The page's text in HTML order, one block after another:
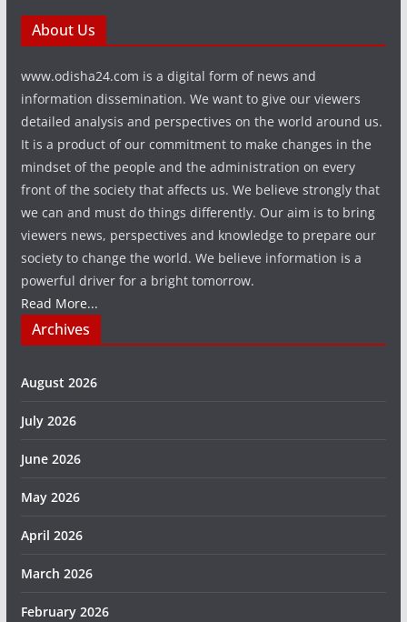
About Us
www.odisha24.com is a digital form of news and
information dissemination. We want to give our viewers
detailed analysis and perspectives on the world around us.
It is a product of our commitment to make changes in the
mindset of the people and the administration on every
front of the society that affects us. We believe strongly that
we can and must do things differently. Our aim is to bring
viewers news, perspectives and knowledge to prepare our
society to change the world. We believe information is a
powerful driver for a bright tomorrow.
Read More...
Archives
August 2026
July 2026
June 2026
May 2026
April 2026
March 2026
February 2026